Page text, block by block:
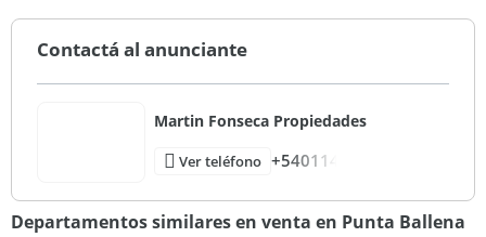
Contactá al anunciante
Martin Fonseca Propiedades
Ver teléfono +540114
Departamentos similares en venta en Punta Ballena